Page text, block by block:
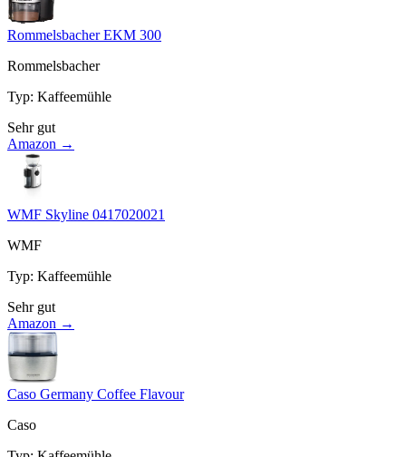
Rommelsbacher EKM 300
Rommelsbacher
Typ: Kaffeemühle
Sehr gut
Amazon →
WMF Skyline 0417020021
WMF
Typ: Kaffeemühle
Sehr gut
Amazon →
Caso Germany Coffee Flavour
Caso